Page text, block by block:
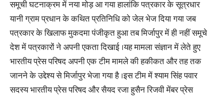
समूची घटनाक्रम में नया मोड़ आ गया हालांकि पत्रकार के सूत्रधार
यानी ग्राम प्रधान के कथित प्रतिनिधि को जेल भेज दिया गया जब
पत्रकार के खिलाफ मुकदमा पंजीकृत हुआ तब मिर्जापुर में ही नहीं समूचे
देश में पत्रकारों ने अपनी एकता दिखाई ।यह मामला संज्ञान में लेते हुए
भारतीय प्रेस परिषद अपनी एक टीम मामले की हकीकत और तह तक
जानने के उद्देश्य से मिर्जापुर भेजा गया है ।इस टीम में श्याम सिंह पवार
सदस्य भारतीय प्रेस परिषद और सैयद रजा हुसैन रिजवी मेंबर प्रेस